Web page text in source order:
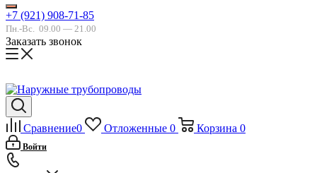
+7 (921) 908-71-85
Пн.-Вс. 09.00 — 21.00
Заказать звонок
Сравнение0 Отложенные 0 Корзина 0
Войти